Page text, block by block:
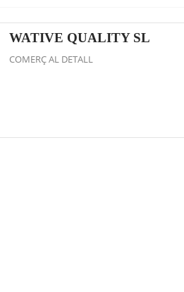
WATIVE QUALITY SL
COMERÇ AL DETALL